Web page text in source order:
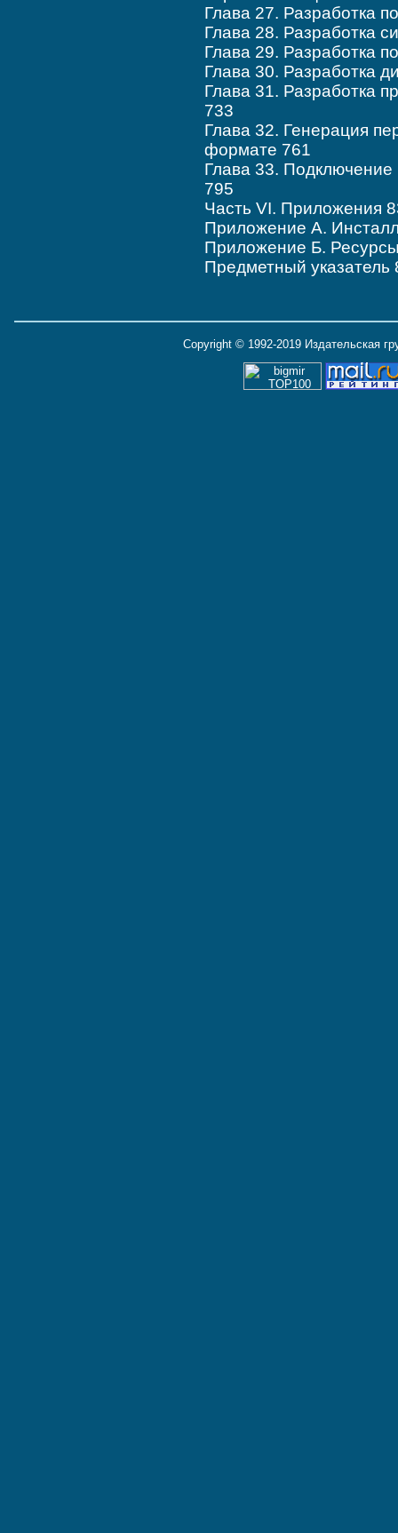
Глава 27. Разработка
Глава 28. Разработка
Глава 29. Разработка
Глава 30. Разработка
Глава 31. Разработка
733
Глава 32. Генерация
формате 761
Глава 33.
795
Часть VI. Приложения
Приложение А.
Приложение Б.
Предметный указатель
Copyright © 1992-2019 Издательская